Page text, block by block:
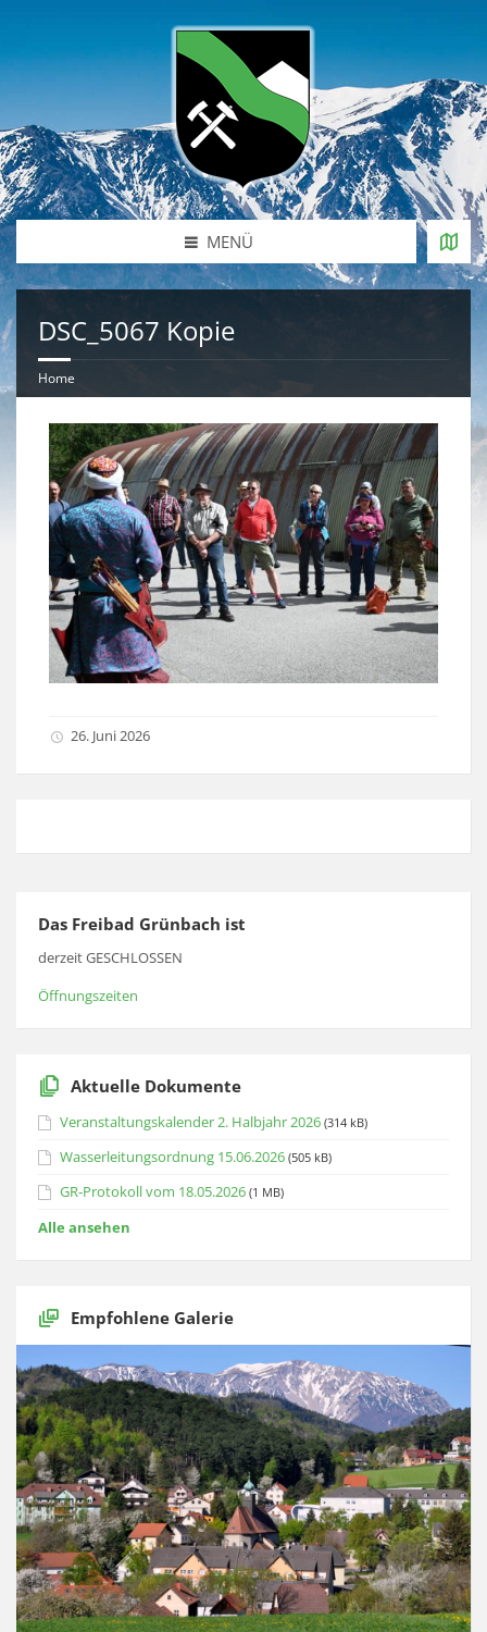
MENÜ
DSC_5067 Kopie
Home
26. Juni 2026
Das Freibad Grünbach ist
derzeit GESCHLOSSEN
Öffnungszeiten
Aktuelle Dokumente
Veranstaltungskalender 2. Halbjahr 2026 (314 kB)
Wasserleitungsordnung 15.06.2026 (505 kB)
GR-Protokoll vom 18.05.2026 (1 MB)
Alle ansehen
Empfohlene Galerie